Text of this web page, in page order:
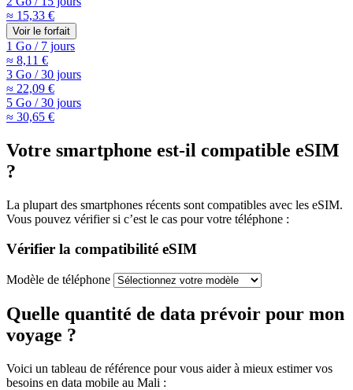
≈ 15,33 €
Voir le forfait
1 Go /7 jours
≈ 8,11 €
3 Go /30 jours
≈ 22,09 €
5 Go /30 jours
≈ 30,65 €
Votre smartphone est-il compatible eSIM
?
La plupart des smartphones récents sont compatibles avec les eSIM.
Vous pouvez vérifier si c’est le cas pour votre téléphone :
Vérifier la compatibilité eSIM
Modèle de téléphone
Quelle quantité de data prévoir pour mon
voyage ?
Voici un tableau de référence pour vous aider à mieux estimer vos
besoins en data mobile au Mali :